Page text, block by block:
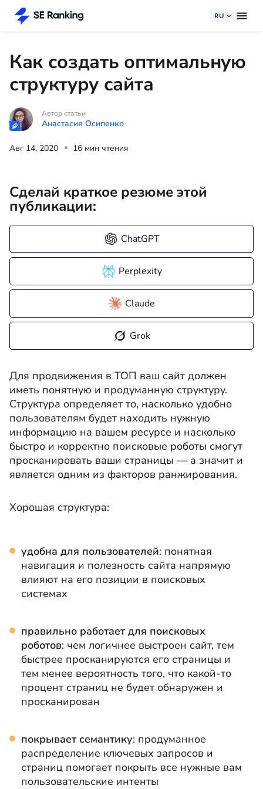
RU
Как создать оптимальную
структуру сайта
Автор статьи
Анастасия Осипенко
Авг 14, 2020 16 мин чтения
Сделай краткое резюме этой
публикации:
ChatGPT
Perplexity
Claude
Grok
Для продвижения в ТОП ваш сайт должен
иметь понятную и продуманную структуру.
Структура определяет то, насколько удобно
пользователям будет находить нужную
информацию на вашем ресурсе и насколько
быстро и корректно поисковые роботы смогут
просканировать ваши страницы — а значит и
является одним из факторов ранжирования.
Хорошая структура:
удобна для пользователей: понятная
навигация и полезность сайта напрямую
влияют на его позиции в поисковых
системах
правильно работает для поисковых
роботов: чем логичнее выстроен сайт, тем
быстрее просканируются его страницы и
тем менее вероятность того, что какой-то
процент страниц не будет обнаружен и
просканирован
покрывает семантику: продуманное
распределение ключевых запросов и
страниц помогает покрыть все нужные вам
пользовательские интенты